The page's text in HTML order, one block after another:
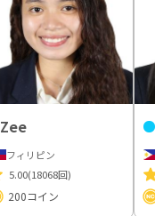
Zee
フィリピン
5.00(18068回)
200コイン